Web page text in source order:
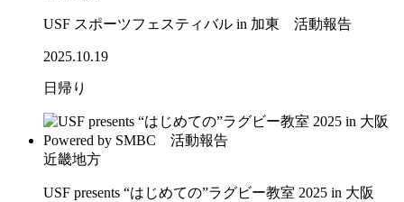
USF スポーツフェスティバル in 加東 活動報告
2025.10.19
日帰り
近畿地方
USF presents “はじめての”ラグビー教室 2025 in 大阪